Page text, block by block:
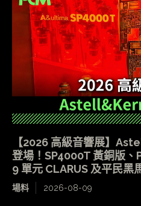
【2026 高級音響展】
登場！SP4000T 黃銅版、
9 單元 CLARUS 及平民
場料 2026-08-09